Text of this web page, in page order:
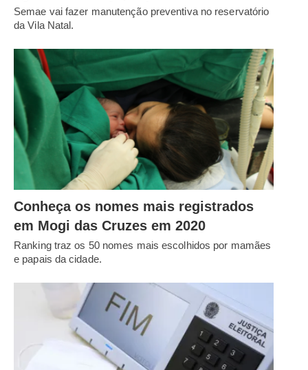
Semae vai fazer manutenção preventiva no reservatório
da Vila Natal.
Conheça os nomes mais registrados
em Mogi das Cruzes em 2020
Ranking traz os 50 nomes mais escolhidos por mamães
e papais da cidade.